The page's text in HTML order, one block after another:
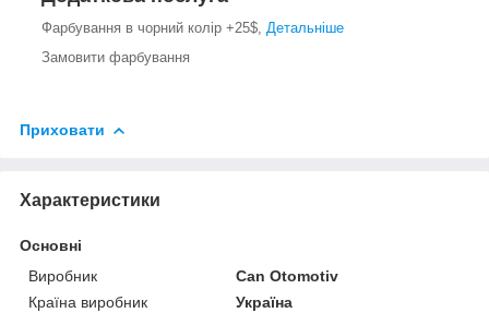
Фарбування в чорний колір +25$, Детальніше
Замовити фарбування
Приховати
Характеристики
Основні
Виробник
Can Otomotiv
Країна виробник
Україна